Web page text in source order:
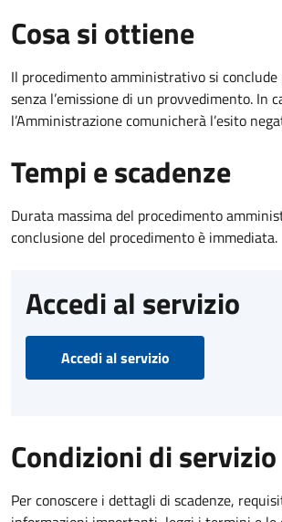
Cosa si ottiene
Il procedimento amministrativo si
senza l’emissione di un provvedimento. In
l’Amministrazione comunicherà l’esito
Tempi e scadenze
Durata massima del procedimento
conclusione del procedimento è immediata.
Accedi al servizio
Accedi al servizio
Condizioni di servizio
Per conoscere i dettagli di scadenze,